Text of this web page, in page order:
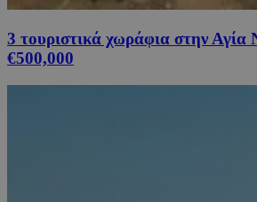
3 τουριστικά χωράφια στην
€500,000